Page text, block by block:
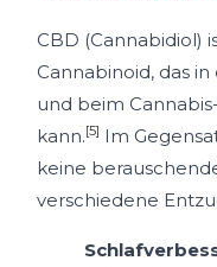
CBD (Cannabidiol)
Cannabinoid, das
und beim
kann.[5] Im
keine
verschiedene